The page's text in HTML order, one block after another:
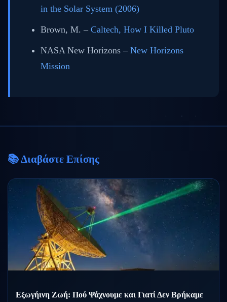
in the Solar System (2006)
Brown, M. – Caltech, How I Killed Pluto
NASA New Horizons – New Horizons
Mission
📚 Διαβάστε Επίσης
Εξωγήινη Ζωή: Πού Ψάχνουμε και Γιατί Δεν Βρήκαμε